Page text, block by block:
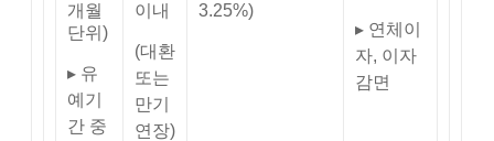
개월
단위)
▸ 유
예기
간 중
이내
(대환
또는
만기
연장)
3.25%)
▸ 연체이
자, 이자
감면